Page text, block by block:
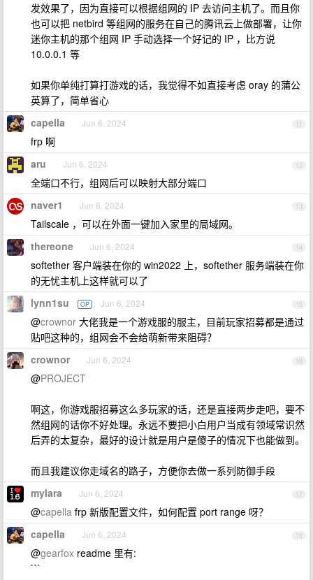
发效果了，因为直接可以根据组网的 IP 去访问主机了。而且你
也可以把 netbird 等组网的服务在自己的腾讯云上做部署，让你
迷你主机的那个组网 IP 手动选择一个好记的 IP ，比方说
10.0.0.1 等
如果你单纯打算打游戏的话，我觉得不如直接考虑 oray 的蒲公
英算了，简单省心
11
capella Jun 6, 2024
frp 啊
12
aru Jun 6, 2024
全端口不行，组网后可以映射大部分端口
13
naver1 Jun 6, 2024
Tailscale ，可以在外面一键加入家里的局域网。
14
thereone Jun 6, 2024
softether 客户端装在你的 win2022 上，softether 服务端装在你
的无忧主机上这样就可以了
15
lynn1su OP Jun 6, 2024
@crownor 大佬我是一个游戏服的服主，目前玩家招募都是通过
贴吧这种的，组网会不会给萌新带来阻碍？
16
crownor Jun 6, 2024
@PROJECT
啊这，你游戏服招募这么多玩家的话，还是直接两步走吧，要不
然组网的话你不好处理。永远不要把小白用户当成有领域常识然
后弄的太复杂，最好的设计就是用户是傻子的情况下也能做到。
而且我建议你走域名的路子，方便你去做一系列防御手段
17
mylara Jun 6, 2024
@capella frp 新版配置文件，如何配置 port range 呀？
18
capella Jun 6, 2024
@gearfox readme 里有:
```